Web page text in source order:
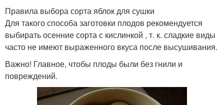
Правила выбора сорта яблок для сушки
Для такого способа заготовки плодов рекомендуется
выбирать осенние сорта с кислинкой , т. к. сладкие виды
часто не имеют выраженного вкуса после высушивания.
Важно! Главное, чтобы плоды были без гнили и
повреждений.